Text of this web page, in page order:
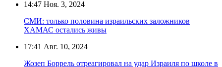
14:47 Ноя. 3, 2024
СМИ: только половина израильских заложников
ХАМАС остались живы
17:41 Авг. 10, 2024
Жозеп Боррель отреагировал на удар Израиля по школе в